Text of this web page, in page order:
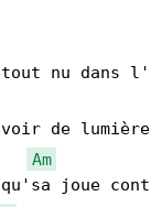
tout nu dans
de lumière
Am
joue